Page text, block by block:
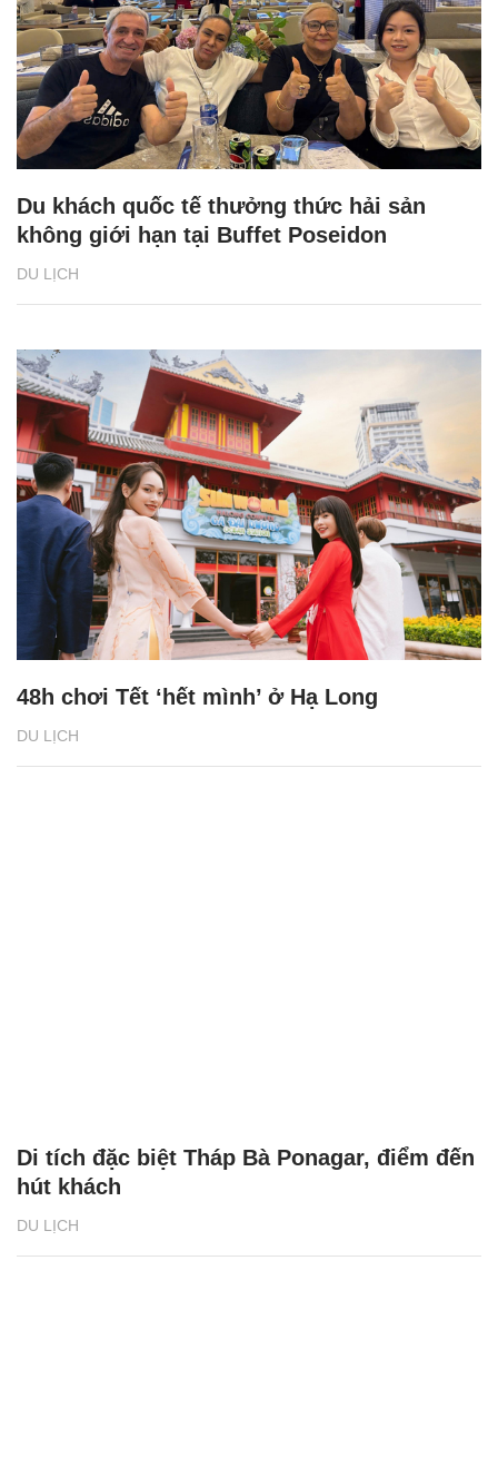
DU LỊCH
Du khách quốc tế thưởng thức hải sản
không giới hạn tại Buffet Poseidon
DU LỊCH
48h chơi Tết ‘hết mình’ ở Hạ Long
DU LỊCH
Di tích đặc biệt Tháp Bà Ponagar, điểm đến
hút khách